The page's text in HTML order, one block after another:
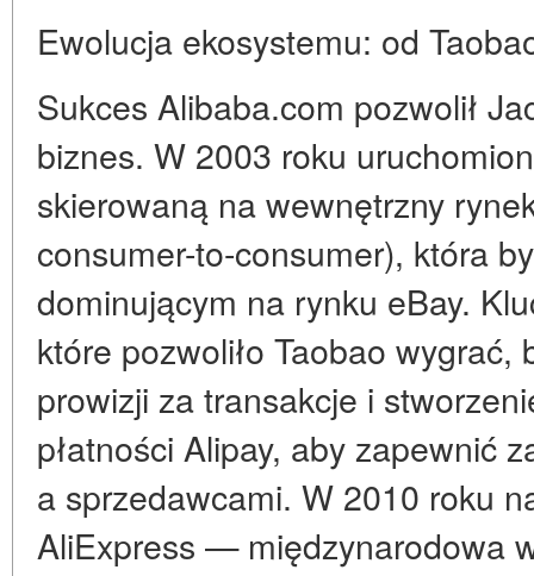
Ewolucja ekosystemu: od
Sukces Alibaba.com pozwolił
biznes. W 2003 roku
skierowaną na wewnętrzny
consumer-to-consumer), która
dominującym na rynku eBay.
które pozwoliło Taobao wygrać,
prowizji za transakcje i
płatności Alipay, aby zapewnić
a sprzedawcami. W 2010 roku
AliExpress — międzynarodowa